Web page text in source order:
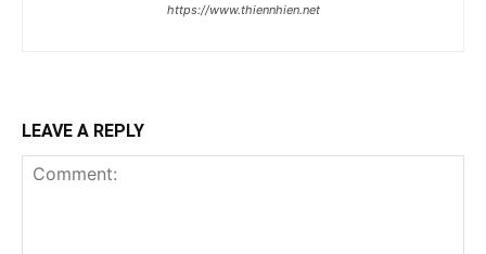
https://www.thiennhien.net
LEAVE A REPLY